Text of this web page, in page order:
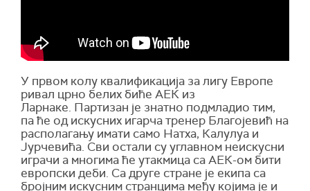
У првом колу квалификација за лигу Европе
ривал црно белих биће АЕК из
Ларнаке. Партизан је знатно подмладио тим,
па ће од искусних игарча тренер Благојевић на
располагању имати само Натха, Калулуа и
Јурчевића. Сви остали су углавном неискусни
играчи а многима ће утакмица са АЕК-ом бити
европски деби. Са друге стране је екипа са
бројним искусним странцима међу којима је и